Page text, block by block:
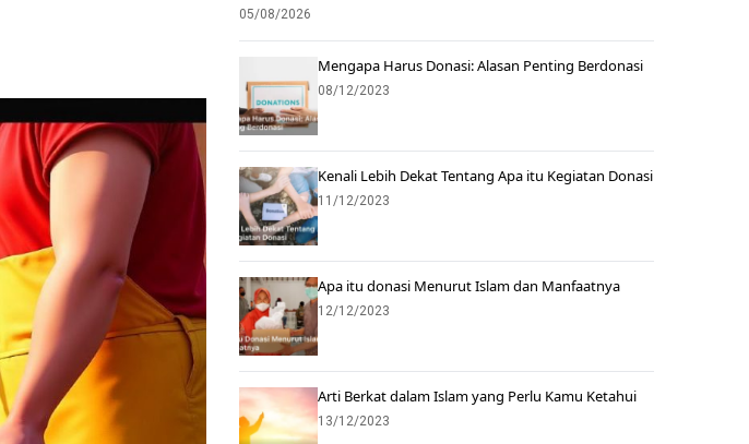
05/08/2026
Mengapa Harus Donasi: Alasan Penting Berdonasi
08/12/2023
Kenali Lebih Dekat Tentang Apa itu Kegiatan Donasi
11/12/2023
Apa itu donasi Menurut Islam dan Manfaatnya
12/12/2023
Arti Berkat dalam Islam yang Perlu Kamu Ketahui
13/12/2023